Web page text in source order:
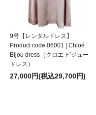
9号【レンタルドレス】
Product code:06001 | Chloé
Bijou dress（クロエ ビジュー
ドレス）
27,000円(税込29,700円)